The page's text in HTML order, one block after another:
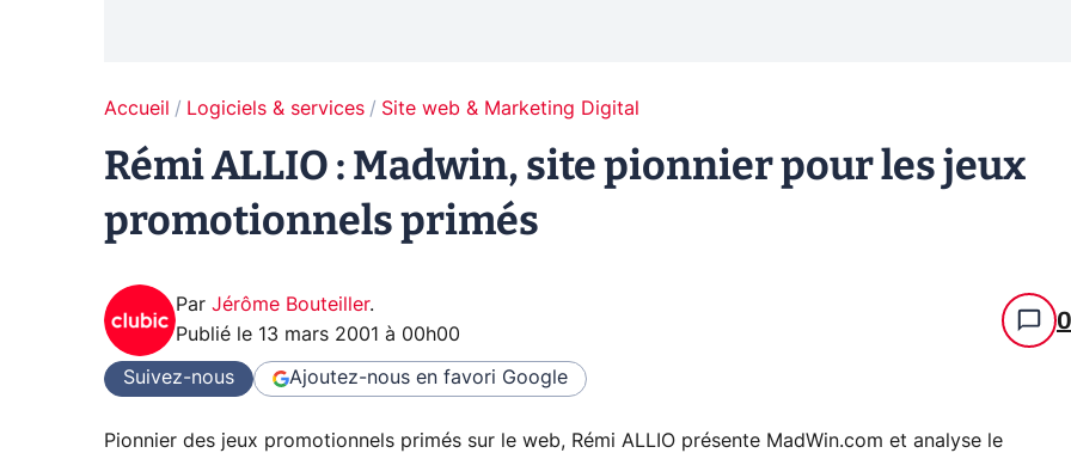
Accueil Logiciels & services Site web & Marketing Digital
Rémi ALLIO : Madwin, site pionnier pour les jeux
promotionnels primés
Par Jérôme Bouteiller.
Publié le 13 mars 2001 à 00h00 0
Suivez-nous Ajoutez-nous en favori Google
Pionnier des jeux promotionnels primés sur le web, Rémi ALLIO présente MadWin.com et analyse le